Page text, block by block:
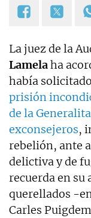
La juez de la
Lamelaha
había
prisión
de la
exconsejeros,
rebelión, ante
delictiva y de
recuerda en su
querellados -
Carles